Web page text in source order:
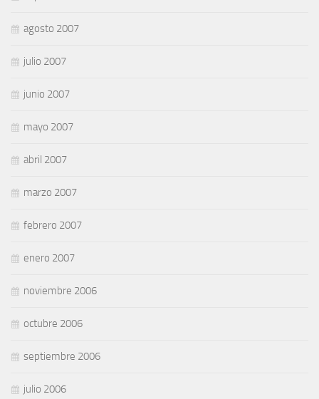
agosto 2007
julio 2007
junio 2007
mayo 2007
abril 2007
marzo 2007
febrero 2007
enero 2007
noviembre 2006
octubre 2006
septiembre 2006
julio 2006